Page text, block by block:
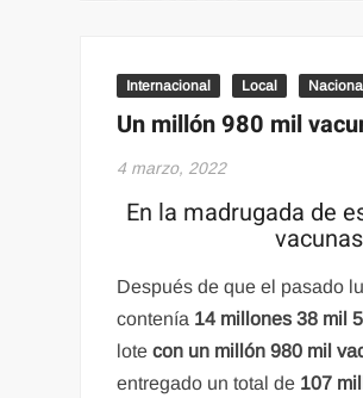
Internacional Local Nacional
Un millón 980 mil
4 marzo, 2022
En la madrugada de
Después de que el pasado
contenía 14 millones 38 mil
lotecon un millón 980 mil
entregado un total de 107